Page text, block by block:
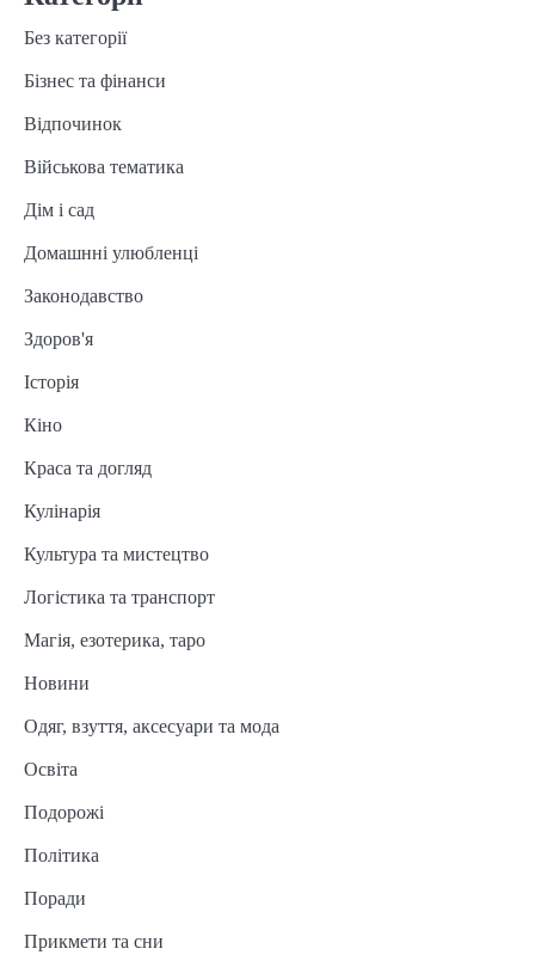
Без категорії
Бізнес та фінанси
Відпочинок
Військова тематика
Дім і сад
Домашнні улюбленці
Законодавство
Здоров'я
Історія
Кіно
Краса та догляд
Кулінарія
Культура та мистецтво
Логістика та транспорт
Магія, езотерика, таро
Новини
Одяг, взуття, аксесуари та мода
Освіта
Подорожі
Політика
Поради
Прикмети та сни